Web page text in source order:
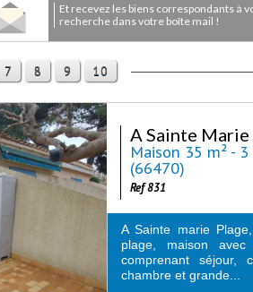
et recevez les biens correspondants à votre
recherche dans votre boîte mail !
7 8 9 10
A Sainte Marie
Maison 35 m² -
(66470)
Ref 831
A Sainte marie
plage, maison
comprenant séjour,
chambre et grande...